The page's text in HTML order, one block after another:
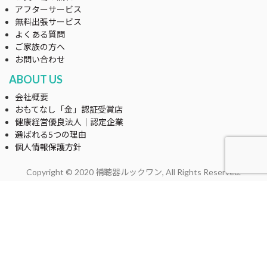
アフターサービス
無料出張サービス
よくある質問
ご家族の方へ
お問い合わせ
ABOUT US
会社概要
おもてなし「金」認証受賞店
健康経営優良法人｜認定企業
選ばれる5つの理由
個人情報保護方針
Copyright © 2020 補聴器ルックワン, All Rights Reserved.